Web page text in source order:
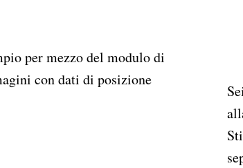
per mezzo del modulo di
con dati di posizione